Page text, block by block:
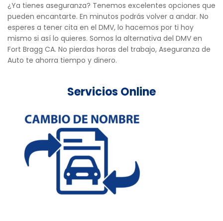
¿Ya tienes aseguranza? Tenemos excelentes opciones que
pueden encantarte. En minutos podrás volver a andar. No
esperes a tener cita en el DMV, lo hacemos por ti hoy
mismo si así lo quieres. Somos la alternativa del DMV en
Fort Bragg CA. No pierdas horas del trabajo, Aseguranza de
Auto te ahorra tiempo y dinero.
Servicios Online